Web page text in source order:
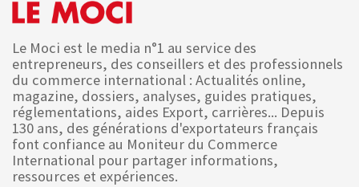
Le Moci est le media n°1 au service des
entrepreneurs, des conseillers et des professionnels
du commerce international : Actualités online,
magazine, dossiers, analyses, guides pratiques,
réglementations, aides Export, carrières... Depuis
130 ans, des générations d'exportateurs français
font confiance au Moniteur du Commerce
International pour partager informations,
ressources et expériences.